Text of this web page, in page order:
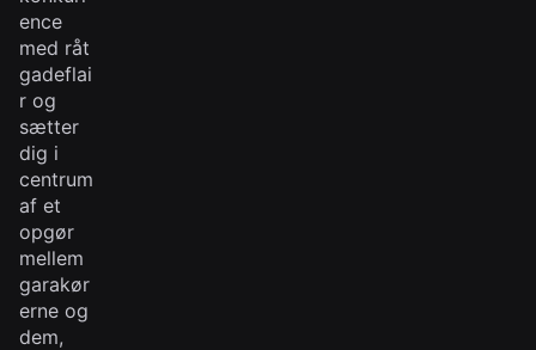
ence
med råt
gadeflai
r og
sætter
dig i
centrum
af et
opgør
mellem
garakør
erne og
dem,